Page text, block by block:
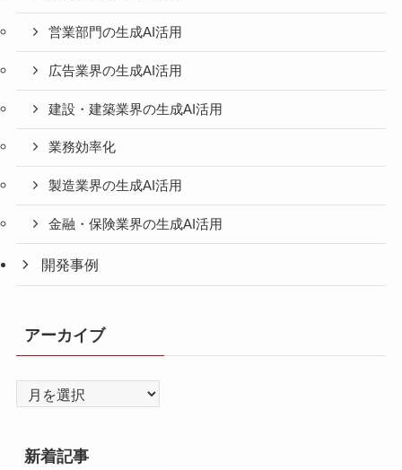
営業部門の生成AI活用
広告業界の生成AI活用
建設・建築業界の生成AI活用
業務効率化
製造業界の生成AI活用
金融・保険業界の生成AI活用
開発事例
アーカイブ
ー
イ
新着記事